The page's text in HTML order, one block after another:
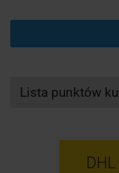
DHL